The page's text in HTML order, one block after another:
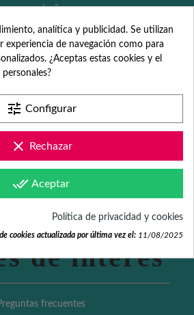
cumpleaños.
Benimarco 100 (nave)
Teulada (Alicante)
+34 965 731 401
hola@fabricadelasuerte.es
de lunes a viernes de 9:00 a 17:00
horas.
de interés
frecuentes
analítica y publicidad. Se utilizan
experiencia de navegación como para
¿Aceptas estas cookies y el
tune Configurar
clear Rechazar
done_all Aceptar
Política de privacidad y cookies
cookies actualizada por última vez el: 11/08/2025